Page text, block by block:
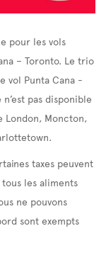
pour les vols
– Toronto. Le trio
vol Punta Cana -
pas disponible
London, Moncton,
taxes peuvent
les aliments
ne pouvons
sont exempts